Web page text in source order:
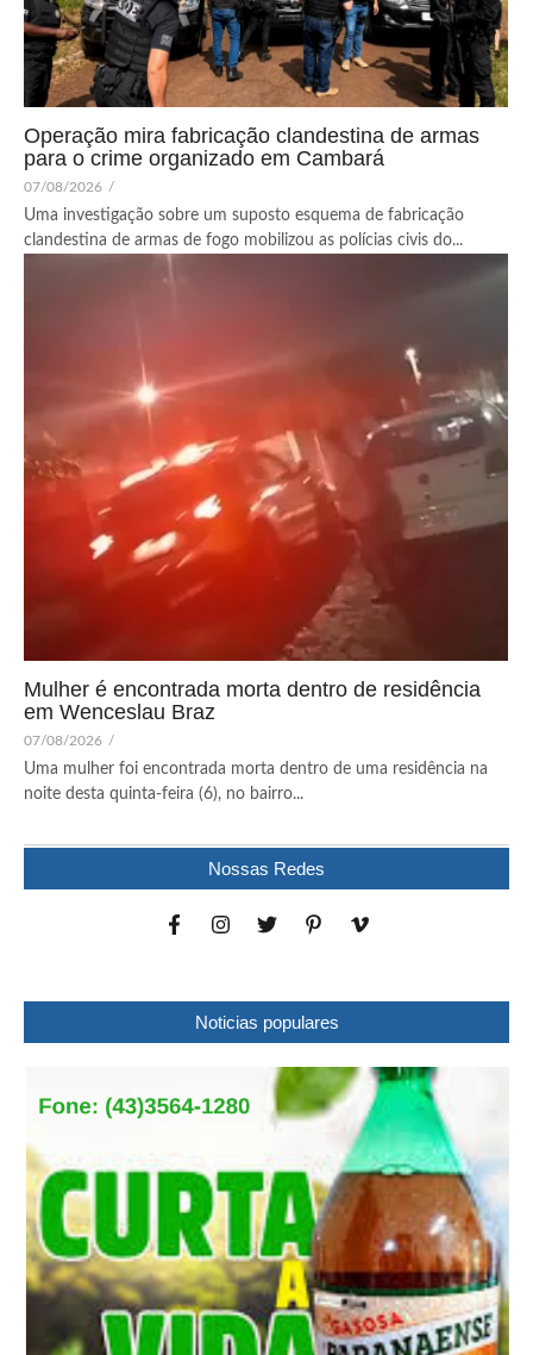
Operação mira fabricação clandestina de armas
para o crime organizado em Cambará
07/08/2026 /
Uma investigação sobre um suposto esquema de fabricação
clandestina de armas de fogo mobilizou as polícias civis do...
Mulher é encontrada morta dentro de residência
em Wenceslau Braz
07/08/2026 /
Uma mulher foi encontrada morta dentro de uma residência na
noite desta quinta-feira (6), no bairro...
Nossas Redes
Noticias populares